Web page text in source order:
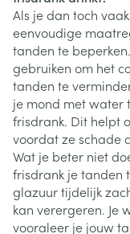
Als je dan toch
eenvoudige
tanden te
gebruiken om het
tanden te
je mond met water
frisdrank. Dit helpt
voordat ze schade
Wat je beter niet
frisdrank je tanden
glazuur tijdelijk
kan verergeren. Je
vooraleer je jouw